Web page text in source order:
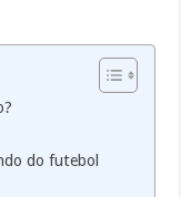
do futebol